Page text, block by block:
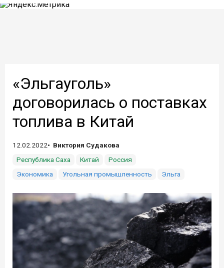
«Эльгауголь»
договорилась о поставках
топлива в Китай
12.02.2022
Виктория Судакова
Республика Саха
Китай
Россия
Экономика
Угольная промышленность Эльга